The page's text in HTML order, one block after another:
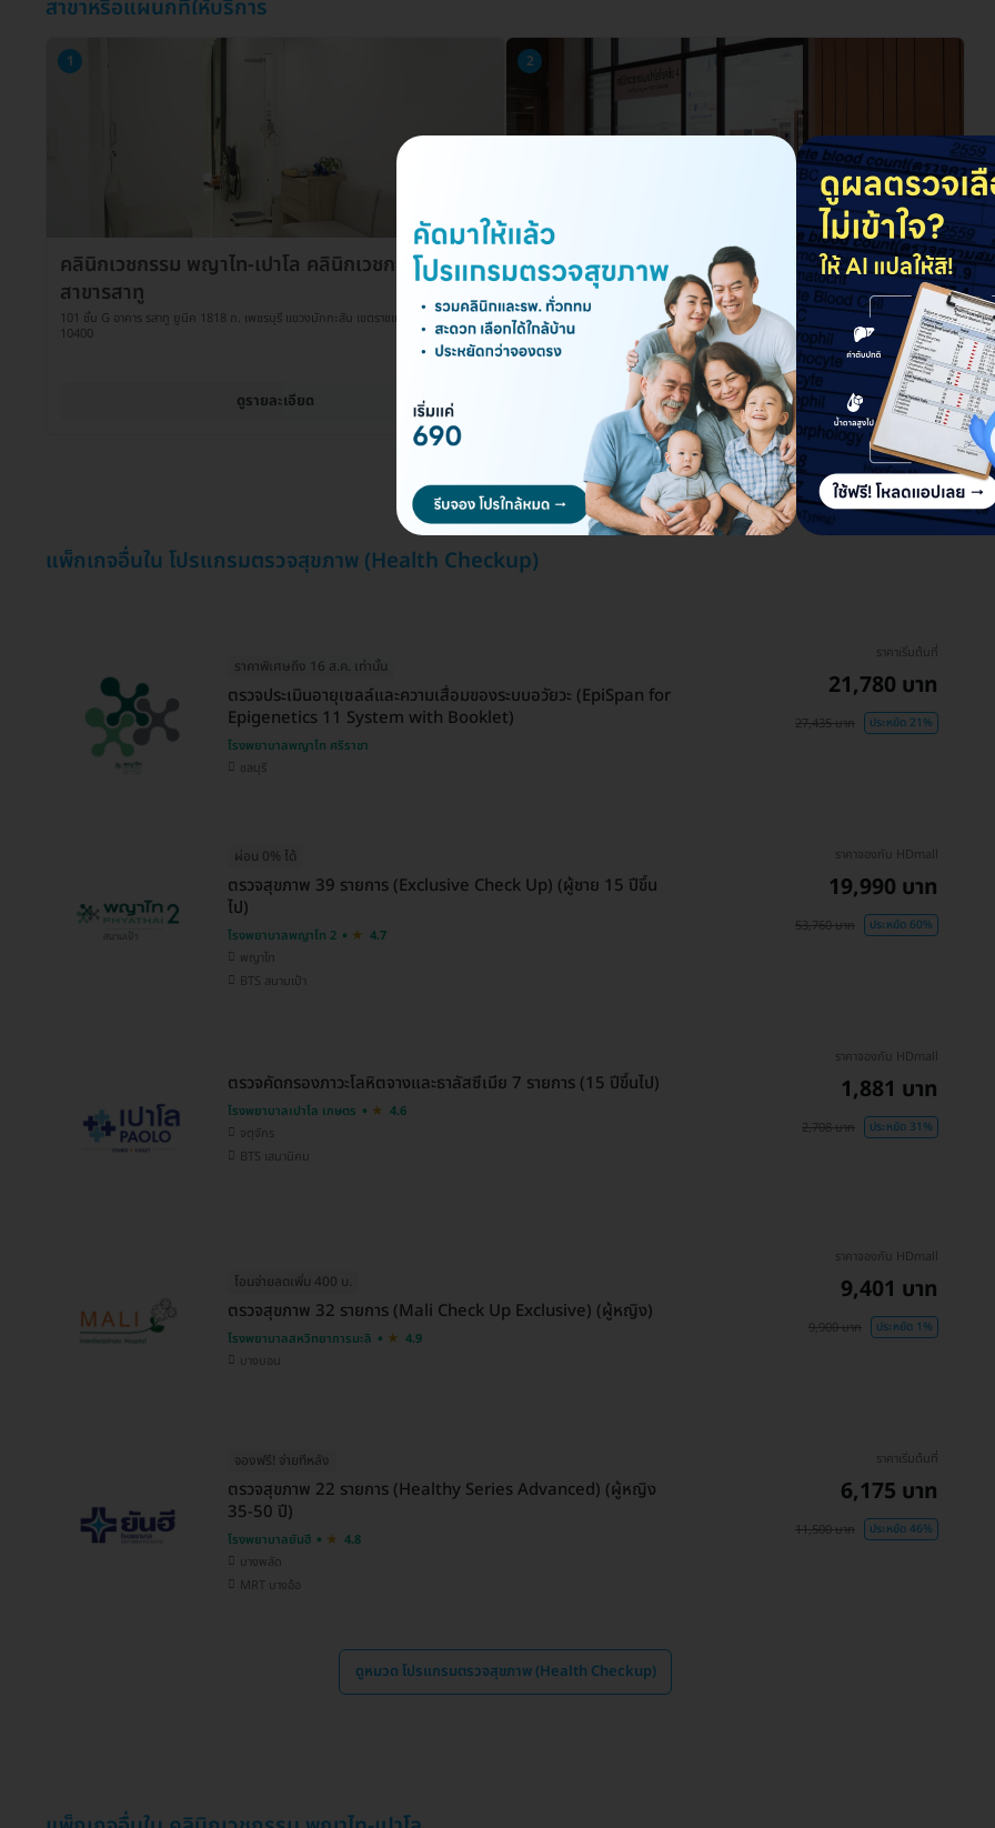
สาขาหรือแผนกที่ให้บริการ
1
คลินิกเวชกรรม พญาไท-เปาโล คลินิกเวชกรรมเปาโล
สาขารสาทู
101 ชั้น G อาคาร รสาทู ยูนิค 1818 ถ. เพชรบุรี แขวงมักกะสัน เขตราชเทวี กรุงเทพมหานคร
10400
ดูรายละเอียด
2
คลินิกเวชกรรม พญาไท-เปาโล คลินิกเวชกรรมเปาโล
สาขาสิงห์คอมเพล็กซ์
ชั้น 2 ห้อง 209 อาคารสิงห์ คอมเพล็กซ์ ซ. 1 บางกะปิ เขตห้วยขวาง กรุงเทพมหานคร
10310
ดูรายละเอียด
แพ็กเกจอื่นใน โปรแกรมตรวจสุขภาพ (Health Checkup)
ราคาพิเศษถึง 16 ส.ค. เท่านั้น
ตรวจประเมินอายุเซลล์และความเสื่อมของระบบอวัยวะ (EpiSpan for
Epigenetics 11 System with Booklet)
โรงพยาบาลพญาไท ศรีราชา
ชลบุรี
ราคาเริ่มต้นที่
21,780 บาท
27,435 บาท ประหยัด 21%
ผ่อน 0% ได้
ตรวจสุขภาพ 39 รายการ (Exclusive Check Up) (ผู้ชาย 15 ปีขึ้น
ไป)
โรงพยาบาลพญาไท 2
4.7
พญาไท
BTS สนามเป้า
ราคาจองกับ HDmall
19,990 บาท
53,760 บาท ประหยัด 60%
ตรวจคัดกรองภาวะโลหิตจางและธาลัสซีเมีย 7 รายการ (15 ปีขึ้นไป)
โรงพยาบาลเปาโล เกษตร
4.6
จตุจักร
BTS เสนานิคม
ราคาจองกับ HDmall
1,881 บาท
2,708 บาท ประหยัด 31%
โอนจ่ายลดเพิ่ม 400 บ.
ตรวจสุขภาพ 32 รายการ (Mali Check Up Exclusive) (ผู้หญิง)
โรงพยาบาลสหวิทยาการมะลิ
4.9
บางบอน
ราคาจองกับ HDmall
9,401 บาท
9,900 บาท ประหยัด 1%
จองฟรี! จ่ายทีหลัง
ตรวจสุขภาพ 22 รายการ (Healthy Series Advanced) (ผู้หญิง
35-50 ปี)
โรงพยาบาลยันฮี
4.8
บางพลัด
MRT บางอ้อ
ราคาเริ่มต้นที่
6,175 บาท
11,500 บาท ประหยัด 46%
ดูหมวด โปรแกรมตรวจสุขภาพ (Health Checkup)